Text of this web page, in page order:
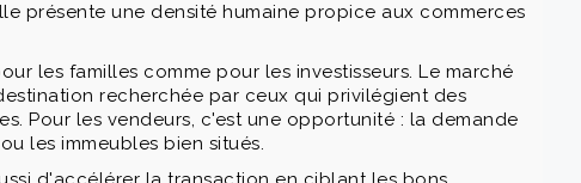
présente une densité humaine propice aux commerces
les familles comme pour les investisseurs. Le marché
recherchée par ceux qui privilégient des
Pour les vendeurs, c'est une opportunité : la demande
les immeubles bien situés.